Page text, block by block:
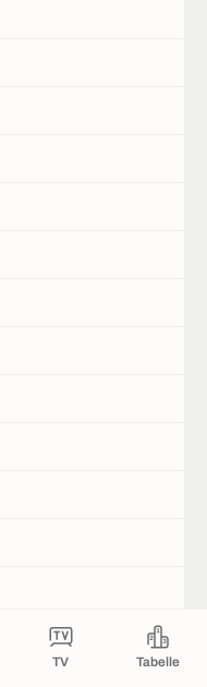
TV Tabelle